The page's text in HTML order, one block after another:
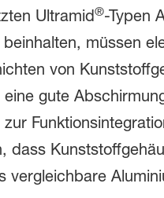
Ultramid®-Typen
müssen
von
gute
dass
vergleichbare